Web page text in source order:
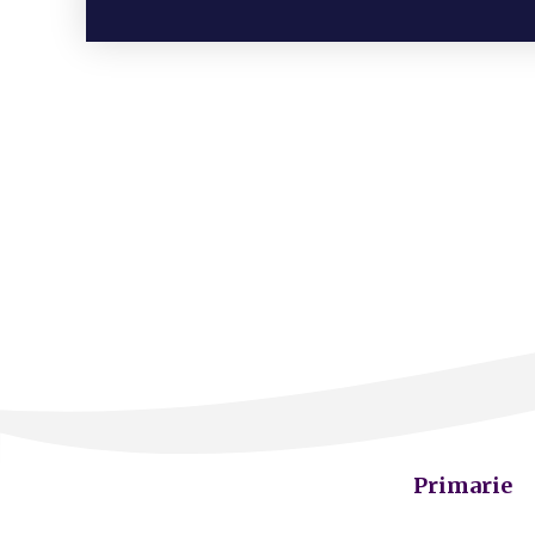
Primarie